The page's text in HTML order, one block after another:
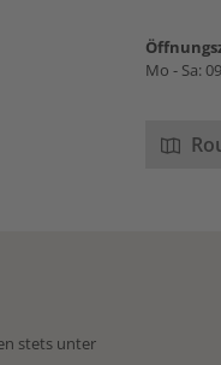
Mo - Sa:
stets unter